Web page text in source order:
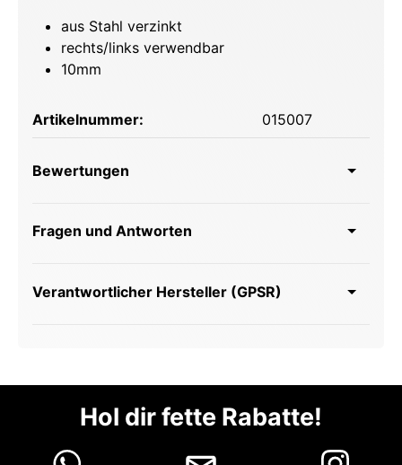
aus Stahl verzinkt
rechts/links verwendbar
10mm
Artikelnummer: 015007
Bewertungen
Fragen und Antworten
Verantwortlicher Hersteller (GPSR)
Hol dir fette Rabatte!